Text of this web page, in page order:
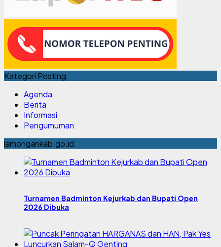
Kategori Posting
Agenda
Berita
Informasi
Pengumuman
lamongankab.go.id
Turnamen Badminton Kejurkab dan Bupati Open
2026 Dibuka